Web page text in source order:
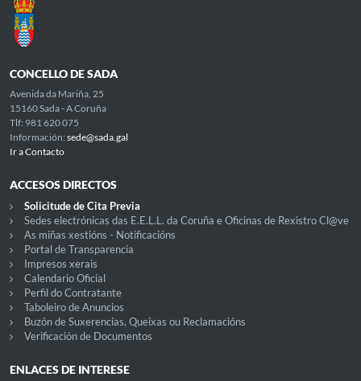
CONCELLO DE SADA
Avenida da Mariña, 25
15160 Sada - A Coruña
Tlf: 981 620 075
Información: sede@sada.gal
Ir a Contacto
ACCESOS DIRECTOS
Solicitude de Cita Previa
Sedes electrónicas das E.E.L.L. da Coruña e Oficinas de Rexistro Cl@ve
As miñas xestións - Notificacións
Portal de Transparencia
Impresos xerais
Calendario Oficial
Perfil do Contratante
Taboleiro de Anuncios
Buzón de Suxerencias, Queixas ou Reclamacións
Verificación de Documentos
ENLACES DE INTERESE